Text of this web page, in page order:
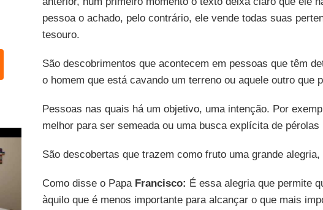
pessoa o achado, pelo contrário, ele vende todas suas
tesouro.
São descobrimentos que acontecem em pessoas que têm
o homem que está cavando um terreno ou aquele outro que
Pessoas nas quais há um objetivo, uma intenção. Por
melhor para ser semeada ou uma busca explícita de pérolas
São descobertas que trazem como fruto uma grande
Como disse o Papa Francisco: É essa alegria que permite
àquilo que é menos importante para alcançar o que mais